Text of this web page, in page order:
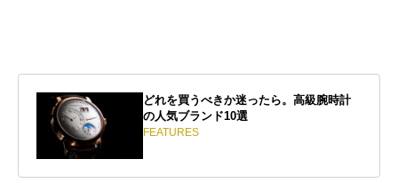
どれを買うべきか迷ったら。高級腕時計
の人気ブランド10選
FEATURES